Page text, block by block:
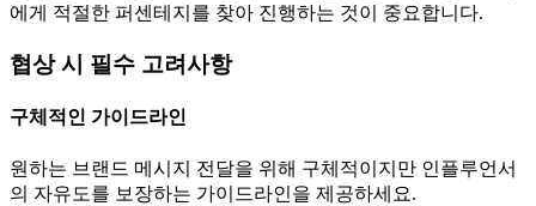
에게 적절한 퍼센테지를 찾아 진행하는 것이 중요합니다.
협상 시 필수 고려사항
구체적인 가이드라인
원하는 브랜드 메시지 전달을 위해 구체적이지만 인플루언서
의 자유도를 보장하는 가이드라인을 제공하세요.